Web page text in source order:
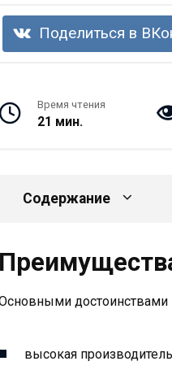
Поделиться в
Время чтения
21 мин.
Содержание
достоинствами
высокая